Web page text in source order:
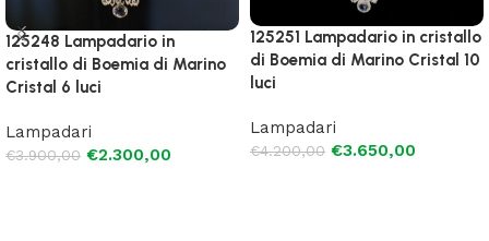
125248 Lampadario in
cristallo di Boemia di Marino
Cristal 6 luci
Lampadari
€3.900,00 €2.300,00
125251 Lampadario in cristallo
di Boemia di Marino Cristal 10
luci
Lampadari
€4.200,00 €3.650,00